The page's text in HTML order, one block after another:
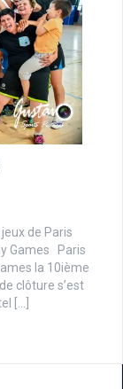
de Paris
Games Paris
la 10ième
clôture s’est
[…]